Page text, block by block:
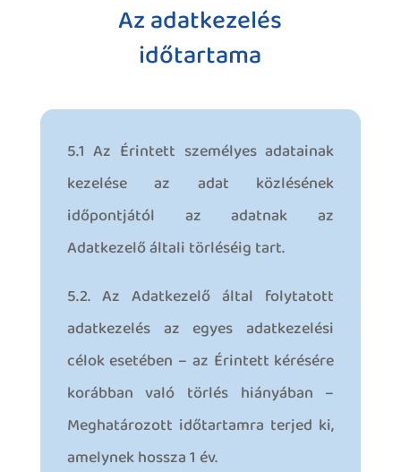
Az adatkezelés
időtartama
5.1 Az Érintett személyes adatainak
kezelése az adat közlésének
időpontjától az adatnak az
Adatkezelő általi törléséig tart.
5.2. Az Adatkezelő által folytatott
adatkezelés az egyes adatkezelési
célok esetében – az Érintett kérésére
korábban való törlés hiányában –
Meghatározott időtartamra terjed ki,
amelynek hossza 1 év.